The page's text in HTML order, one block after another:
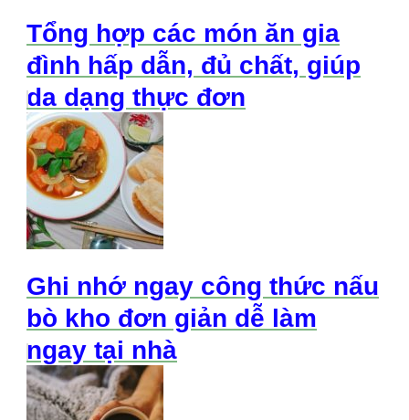
Tổng hợp các món ăn gia
đình hấp dẫn, đủ chất, giúp
da dạng thực đơn
Ghi nhớ ngay công thức nấu
bò kho đơn giản dễ làm
ngay tại nhà